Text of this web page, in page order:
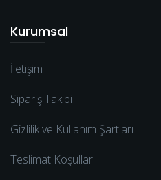
Kurumsal
İletişim
Sipariş Takibi
Gizlilik ve Kullanım Şartları
Teslimat Koşulları